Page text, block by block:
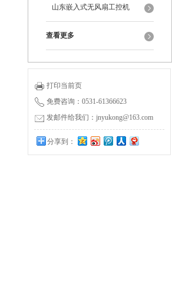
山东嵌入式无风扇工控机
查看更多
打印当前页
免费咨询：0531-61366623
发邮件给我们：jnyukong@163.com
分享到：
0